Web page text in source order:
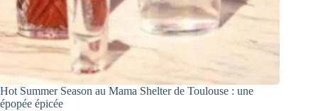
Hot Summer Season au Mama Shelter de Toulouse : une
épopée épicée